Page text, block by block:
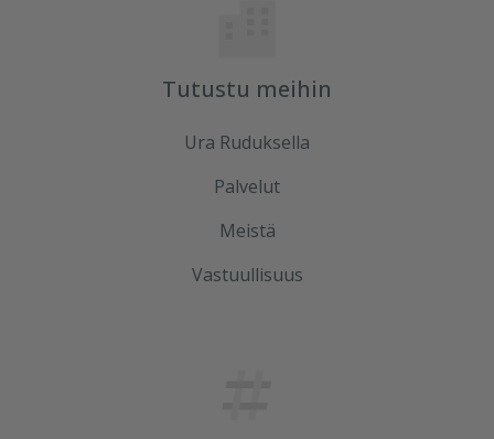
Tutustu meihin
Ura Ruduksella
Palvelut
Meistä
Vastuullisuus